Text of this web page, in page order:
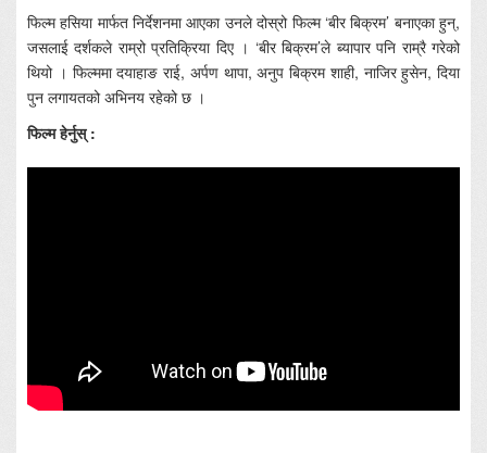
फिल्म हसिया मार्फत निर्देशनमा आएका उनले दोस्रो फिल्म ‘बीर बिक्रम’ बनाएका हुन्,
जसलाई दर्शकले राम्रो प्रतिक्रिया दिए । ‘बीर बिक्रम’ले ब्यापार पनि राम्रै गरेको
थियो । फिल्ममा दयाहाङ राई, अर्पण थापा, अनुप बिक्रम शाही, नाजिर हुसेन, दिया
पुन लगायतको अभिनय रहेको छ ।
फिल्म हेर्नुस् :